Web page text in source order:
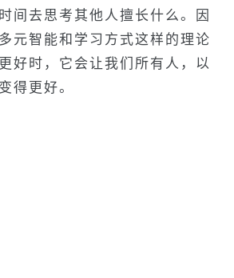
间去思考其他人擅长什么。因
元智能和学习方式这样的理论
好时，它会让我们所有人，以
得更好。